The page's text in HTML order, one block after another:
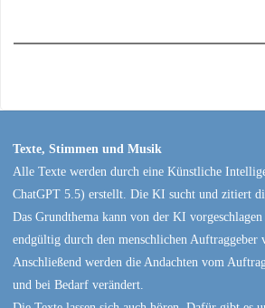
Texte, Stimmen und Musik
Alle Texte werden durch eine Künstliche
ChatGPT 5.5) erstellt. Die KI sucht und zitiert
Das Grundthema kann von der KI
endgültig durch den menschlichen Auftraggeber
Anschließend werden die Andachten vom
und bei Bedarf verändert.